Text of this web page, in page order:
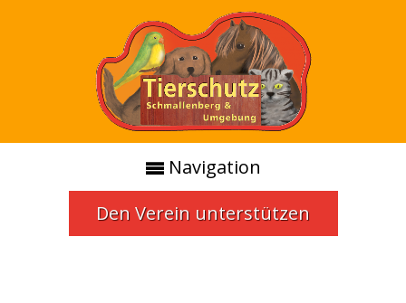
Navigation
Den Verein unterstützen